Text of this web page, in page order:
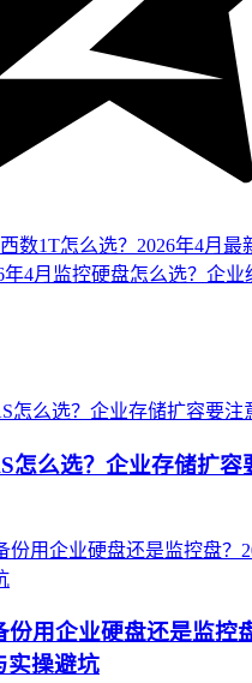
数1T怎么选？2026年4月最
年4月监控硬盘怎么选？企业
怎么选？企业存储扩容
份用企业硬盘还是监控
实操避坑